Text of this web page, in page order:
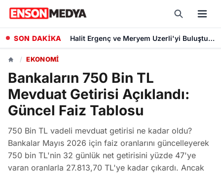
SON DAKİKA Halit Ergenç ve Meryem Uzerli'yi Buluşturan İmroz'da Bahar'ın Ön Afişi Yayımlandı
/ EKONOMI
Bankaların 750 Bin TL
Mevduat Getirisi Açıklandı:
Güncel Faiz Tablosu
750 Bin TL vadeli mevduat getirisi ne kadar oldu?
Bankalar Mayıs 2026 için faiz oranlarını güncelleyerek
750 bin TL'nin 32 günlük net getirisini yüzde 47'ye
varan oranlarla 27.813,70 TL'ye kadar çıkardı. Ancak